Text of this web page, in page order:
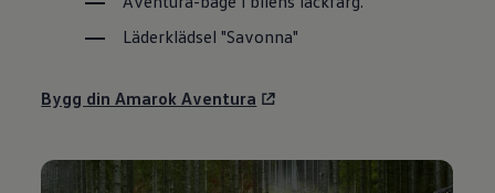
Läderklädsel "Savonna"
Bygg din Amarok Aventura